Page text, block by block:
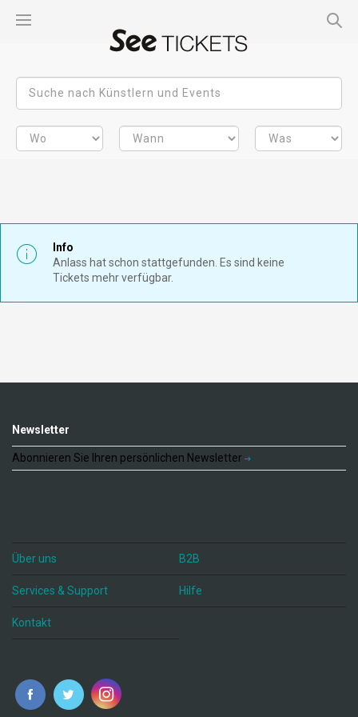
Info
Anlass hat schon stattgefunden. Es sind keine
Tickets mehr verfügbar.
Newsletter
Abonnieren Sie Ihren persönlichen Newsletter
Über uns B2B
Services & Support Hilfe
Kontakt